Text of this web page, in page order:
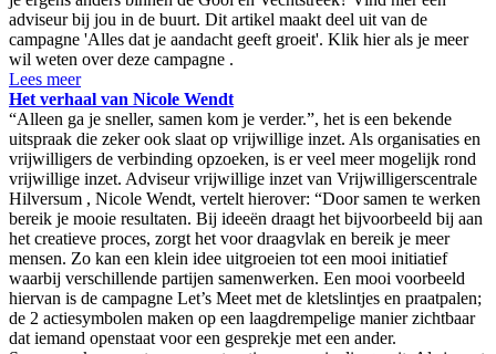
adviseur bij jou in de buurt. Dit artikel maakt deel uit van de
campagne 'Alles dat je aandacht geeft groeit'. Klik hier als je meer
wil weten over deze campagne .
Lees meer
Het verhaal van Nicole Wendt
“Alleen ga je sneller, samen kom je verder.”, het is een bekende
uitspraak die zeker ook slaat op vrijwillige inzet. Als organisaties en
vrijwilligers de verbinding opzoeken, is er veel meer mogelijk rond
vrijwillige inzet. Adviseur vrijwillige inzet van Vrijwilligerscentrale
Hilversum , Nicole Wendt, vertelt hierover: “Door samen te werken
bereik je mooie resultaten. Bij ideeën draagt het bijvoorbeeld bij aan
het creatieve proces, zorgt het voor draagvlak en bereik je meer
mensen. Zo kan een klein idee uitgroeien tot een mooi initiatief
waarbij verschillende partijen samenwerken. Een mooi voorbeeld
hiervan is de campagne Let’s Meet met de kletslintjes en praatpalen;
de 2 actiesymbolen maken op een laagdrempelige manier zichtbaar
dat iemand openstaat voor een gesprekje met een ander.